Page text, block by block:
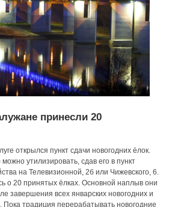
принесли 20
открылся пункт сдачи новогодних ёлок.
утилизировать, сдав его в пункт
на Телевизионной, 2б или Чижевского, 6.
о 20 принятых ёлках. Основной наплыв они
завершения всех январских новогодних и
Пока традиция перерабатывать новогодние